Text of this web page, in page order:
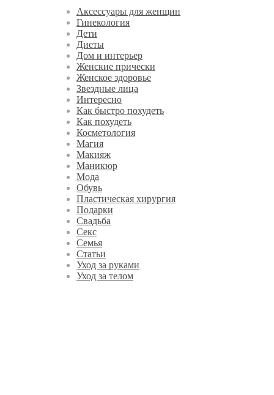
Аксессуары для женщин
Гинекология
Дети
Диеты
Дом и интерьер
Женские прически
Женское здоровье
Звездные лица
Интересно
Как быстро похудеть
Как похудеть
Косметология
Магия
Макияж
Маникюр
Мода
Обувь
Пластическая хирургия
Подарки
Свадьба
Секс
Семья
Статьи
Уход за руками
Уход за телом